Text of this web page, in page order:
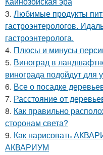
3. Любимые продукты
гастроэнтерологов.
гастроэнтеролога.
4. Плюсы и минусы
5. Виноград в
винограда подойдут для
6. Все о посадке
7. Расстояние от
8. Как правильно
сторонам света?
9. Как нарисовать
АКВАРИУМ